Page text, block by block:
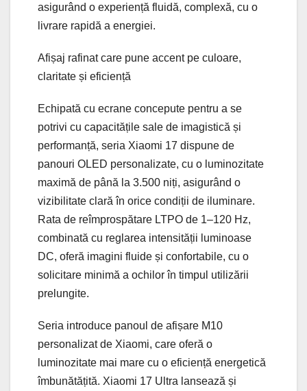
asigurând o experiență fluidă, complexă, cu o
livrare rapidă a energiei.
Afișaj rafinat care pune accent pe culoare,
claritate și eficiență
Echipată cu ecrane concepute pentru a se
potrivi cu capacitățile sale de imagistică și
performanță, seria Xiaomi 17 dispune de
panouri OLED personalizate, cu o luminozitate
maximă de până la 3.500 niți, asigurând o
vizibilitate clară în orice condiții de iluminare.
Rata de reîmprospătare LTPO de 1–120 Hz,
combinată cu reglarea intensității luminoase
DC, oferă imagini fluide și confortabile, cu o
solicitare minimă a ochilor în timpul utilizării
prelungite.
Seria introduce panoul de afișare M10
personalizat de Xiaomi, care oferă o
luminozitate mai mare cu o eficiență energetică
îmbunătățită. Xiaomi 17 Ultra lansează și